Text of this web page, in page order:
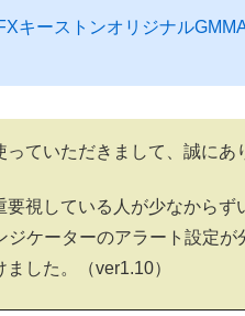
キーストンオリジナル
ていただきまして、誠にあ
視している人が少なからず
ジケーターのアラート設定が
した。（ver1.10）